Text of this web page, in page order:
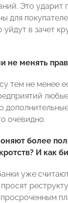
Это ударит
для
в зачет
менять
тем не менее
очевидно.
более
И как
уже
просроченным